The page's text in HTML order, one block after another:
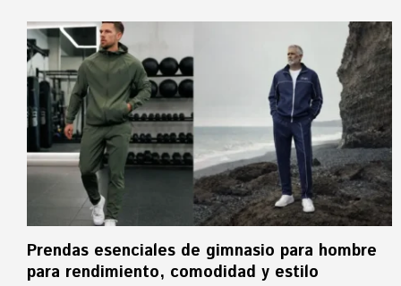
Prendas esenciales de gimnasio para hombre
para rendimiento, comodidad y estilo